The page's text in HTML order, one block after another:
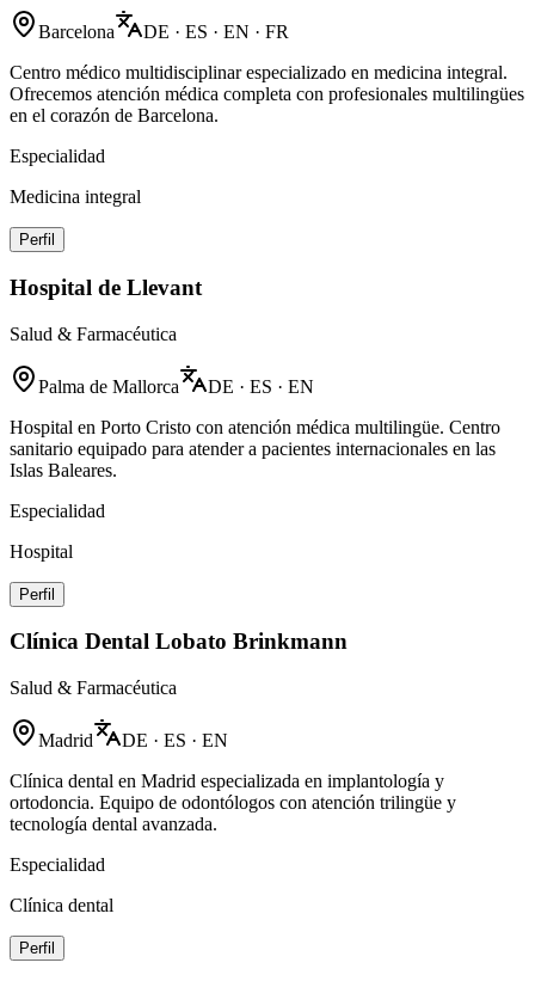
Barcelona
DE · ES · EN · FR
Centro médico multidisciplinar especializado en medicina integral.
Ofrecemos atención médica completa con profesionales multilingües
en el corazón de Barcelona.
Especialidad
Medicina integral
Perfil
Hospital de Llevant
Salud & Farmacéutica
Palma de Mallorca
DE · ES · EN
Hospital en Porto Cristo con atención médica multilingüe. Centro
sanitario equipado para atender a pacientes internacionales en las
Islas Baleares.
Especialidad
Hospital
Perfil
Clínica Dental Lobato Brinkmann
Salud & Farmacéutica
Madrid
DE · ES · EN
Clínica dental en Madrid especializada en implantología y
ortodoncia. Equipo de odontólogos con atención trilingüe y
tecnología dental avanzada.
Especialidad
Clínica dental
Perfil